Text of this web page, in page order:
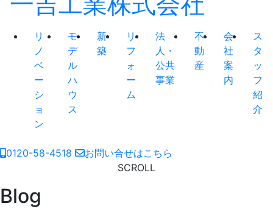
リ
ノ
ベ
ー
シ
ョ
ン
モ
デ
ル
ハ
ウ
ス
新
築
リ
フ
ォ
ー
ム
法
人・
公共
事業
不
動
産
会
社
案
内
ス
タ
ッ
フ
紹
介
0120-58-4518
お問い合せはこちら
SCROLL
Blog